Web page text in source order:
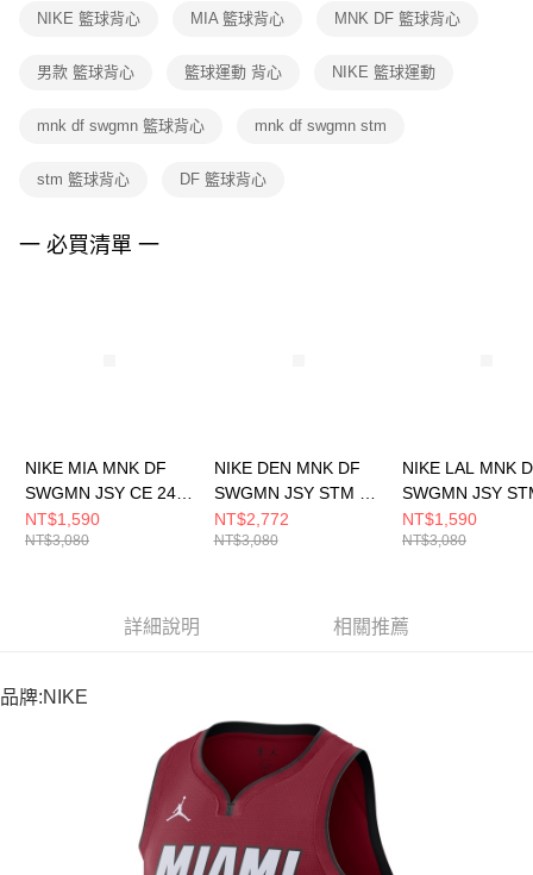
客戶支援中心」 https://netprotections.freshdesk.com/support/home
１．透過由恩沛科技股份有限公司提供之「AFTEE先享後付」服務完成之交
權轉讓予恩沛科技股份有限公司。
３．未成年的使用者請事先徵得法定代理人或監護人之同意方可使用
４．使用「AFTEE先享後付」時，將依據個別帳號之用戶狀況，依本公司即
NIKE 籃球背心 MIA 籃球背心 MNK DF 籃球背心
男款 籃球背心 籃球運動 背心 NIKE 籃球運動
mnk df swgmn 籃球背心 mnk df swgmn stm
stm 籃球背心 DF 籃球背心
一 必買清單 一
NIKE MIA MNK DF
SWGMN JSY CE 24
男 籃球背心
FQ4348661
NT$1,590
NT$3,080
NIKE DEN MNK DF
SWGMN JSY STM 22
男 籃球背心
DO9524496
NT$2,772
NT$3,080
NIKE LAL MNK
SWGMN JSY
男 籃球背心
DO9530508
NT$1,590
NT$3,080
詳細說明 相關推薦
品牌:NIKE